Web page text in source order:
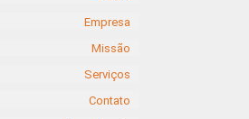
Empresa
Missão
Serviços
Contato